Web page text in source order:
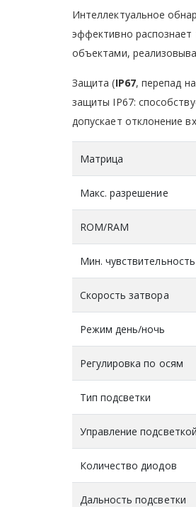
Интеллектуальное
эффективно
объектами,
Защита (IP67, перепад
защиты IP67:
допускает отклонение
Матрица
Макс. разрешение
ROM/RAM
Мин. чувствительность
Скорость затвора
Режим день/ночь
Регулировка по осям
Тип подсветки
Управление подсветкой
Количество диодов
Дальность подсветки